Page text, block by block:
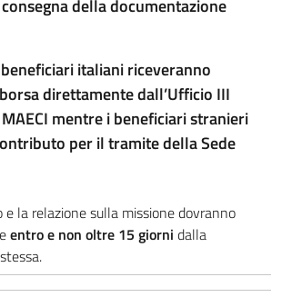
della documentazione
italiani riceveranno
direttamente dall’Ufficio III
mentre i beneficiari stranieri
per il tramite della Sede
e la relazione sulla missione dovranno
entro e non oltre 15 giorni dalla